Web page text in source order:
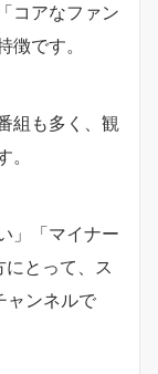
コアなファン
です。
組も多く、観
」「マイナー
とって、ス
ャンネルで